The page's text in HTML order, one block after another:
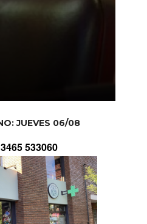
JUEVES 06/08
533060